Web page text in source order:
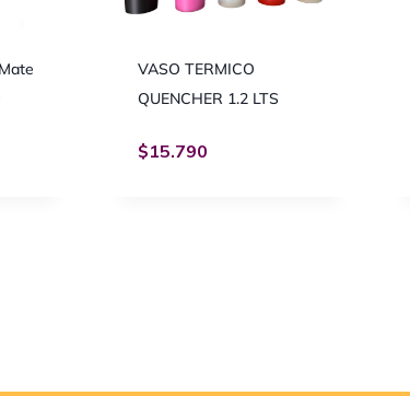
VASO TERMICO
QUENCHER 1.2 LTS
$15.790